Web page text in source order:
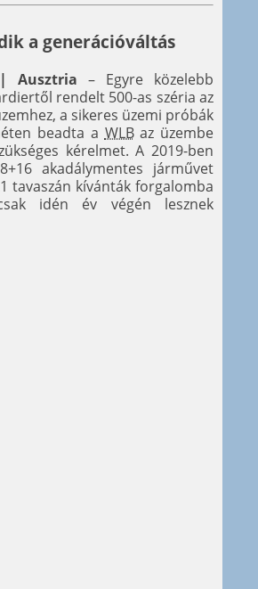
a generációváltás
| Ausztria – Egyre közelebb
rendelt 500-as széria az
a sikeres üzemi próbák
beadta a WLBaz üzembe
kérelmet. A 2019-ben
akadálymentes járművet
tavaszán kívánták forgalomba
idén év végén lesznek